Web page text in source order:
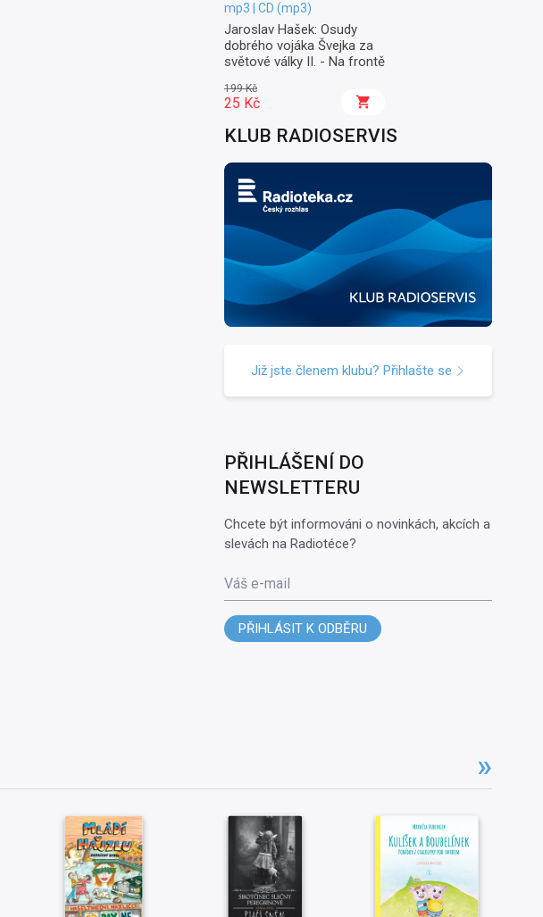
mp3 | CD (mp3)
Jaroslav Hašek: Osudy
dobrého vojáka Švejka za
světové války II. - Na frontě
199 Kč
25 Kč
KLUB RADIOSERVIS
Již jste členem klubu? Přihlašte se
PŘIHLÁŠENÍ DO
NEWSLETTERU
Chcete být informováni o novinkách, akcích a
slevách na Radiotéce?
Váš e-mail
PŘIHLÁSIT K ODBĚRU